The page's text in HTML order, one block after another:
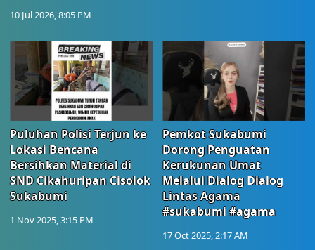
10 Jul 2026, 8:05 PM
Puluhan Polisi Terjun ke
Lokasi Bencana
Bersihkan Material di
SND Cikahuripan Cisolok
Sukabumi
1 Nov 2025, 3:15 PM
Pemkot Sukabumi
Dorong Penguatan
Kerukunan Umat
Melalui Dialog Dialog
Lintas Agama
#sukabumi #agama
17 Oct 2025, 2:17 AM